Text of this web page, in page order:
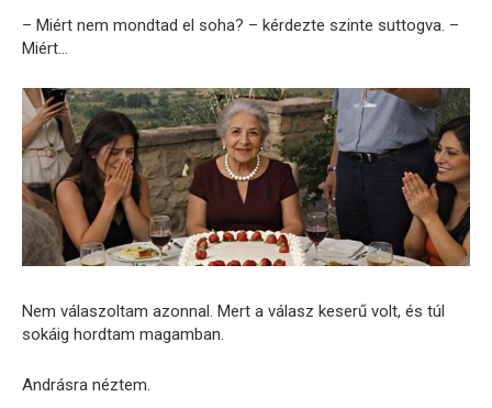
– Miért nem mondtad el soha? – kérdezte szinte suttogva. –
Miért…
Nem válaszoltam azonnal. Mert a válasz keserű volt, és túl
sokáig hordtam magamban.
Andrásra néztem.